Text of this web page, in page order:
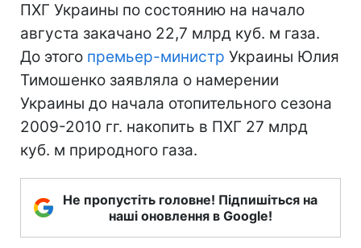
ПХГ Украины по состоянию на начало
августа закачано 22,7 млрд куб. м газа.
До этого премьер-министр Украины Юлия
Тимошенко заявляла о намерении
Украины до начала отопительного сезона
2009-2010 гг. накопить в ПХГ 27 млрд
куб. м природного газа.
Не пропустіть головне! Підпишіться на
наші оновлення в Google!